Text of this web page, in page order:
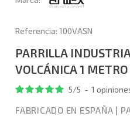
Referencia: 100VASN
PARRILLA
VOLCÁNICA 1
5/5 - 1
FABRICADO EN ESPAÑA |